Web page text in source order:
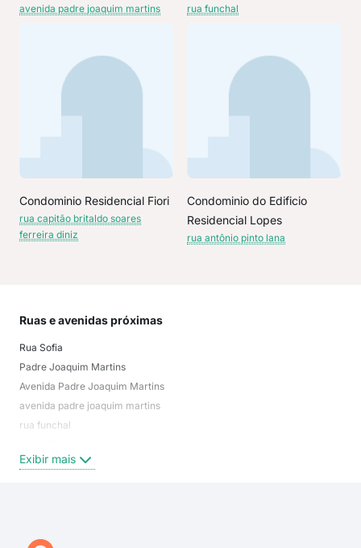
avenida padre joaquim martins rua funchal
Condominio Residencial Fiori
rua capitão britaldo soares
ferreira diniz
Condominio do Edificio
Residencial Lopes
rua antônio pinto lana
Ruas e avenidas próximas
Rua Sofia
Padre Joaquim Martins
Avenida Padre Joaquim Martins
avenida padre joaquim martins
rua funchal
Rua Vereador Gonçalo Braz de Mattos
Rua Funchal
Exibir mais